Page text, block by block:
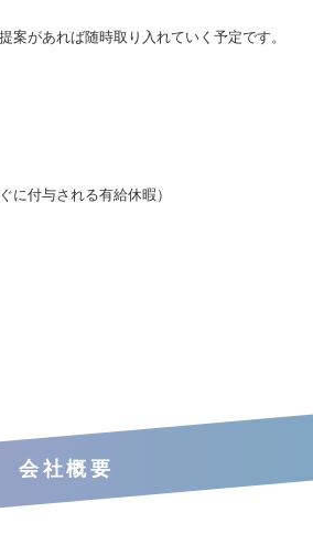
案があれば随時取り入れていく予定です。
付与される有給休暇）
会社概要